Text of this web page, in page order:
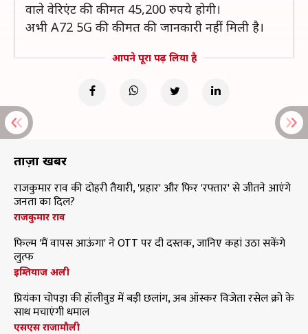
वाले वेरिएंट की कीमत 45,200 रुपये होगी।
अभी A72 5G की कीमत की जानकारी नहीं मिली है।
आपने पूरा पढ़ लिया है
ताज़ा खबरें
राजकुमार राव की दोहरी तैयारी, 'प्रहार' और फिर 'रफ्तार' से जीतने आएंगे
जनता का दिल?
राजकुमार राव
फिल्म 'मैं वापस आऊंगा' ने OTT पर दी दस्तक, जानिए कहां उठा सकेंगे
लुत्फ
इम्तियाज अली
प्रियंका चोपड़ा की हॉलीवुड में बड़ी छलांग, अब ऑस्कर विजेता रसेल क्रो के
साथ मचाएंगी धमाल
एसएस राजामौली